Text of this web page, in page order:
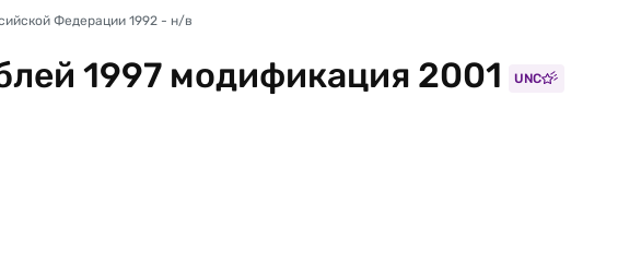
Федерации 1992 - н/в
1997 модификация 2001 UNC